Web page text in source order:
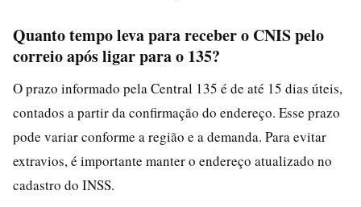
Quanto tempo leva para receber o CNIS pelo
correio após ligar para o 135?
O prazo informado pela Central 135 é de até 15 dias úteis,
contados a partir da confirmação do endereço. Esse prazo
pode variar conforme a região e a demanda. Para evitar
extravios, é importante manter o endereço atualizado no
cadastro do INSS.